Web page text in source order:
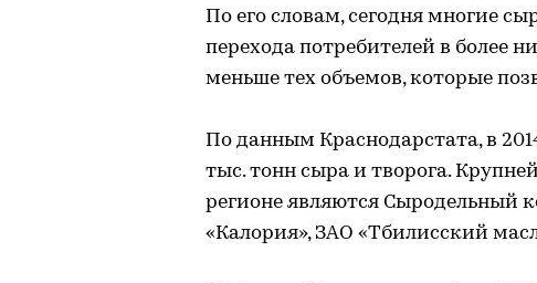
По его словам, сегодня многие
перехода потребителей в более
меньше тех объемов, которые
По данным Краснодарстата, в
тыс. тонн сыра и творога.
регионе являются Сыродельный
«Калория», ЗАО «Тбилисский